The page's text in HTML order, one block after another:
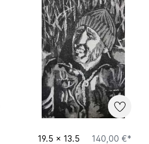
19.5 x 13.5
140,00 €*